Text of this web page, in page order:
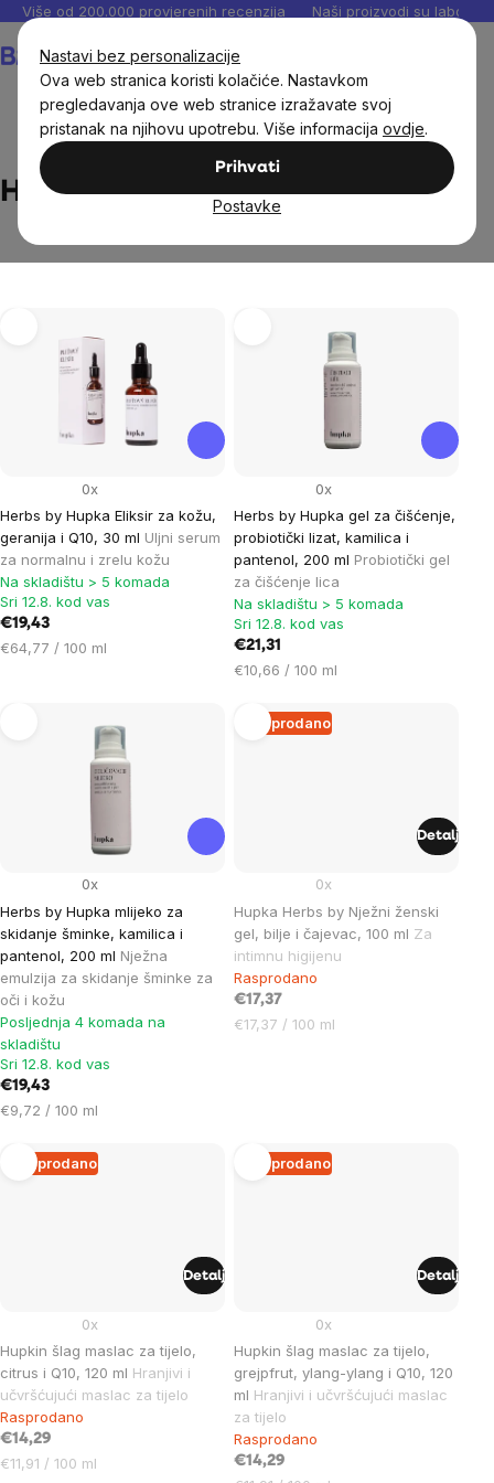
Nastavi bez personalizacije
Ova web stranica koristi kolačiće. Nastavkom
pregledavanja ove web stranice izražavate svoj
pristanak na njihovu upotrebu. Više informacija ovdje.
Prihvati
Postavke
Preskoči
sadržaj
Više od 200.000 provjerenih recenzija Naši proizvodi su
Herbs by Hupka
Herbs by Hupka
products
Herbs by Hupka Eliksir za kožu,
geranija i Q10, 30 ml Uljni serum
za normalnu i zrelu kožu
0x
Na skladištu > 5 komada
Sri 12.8. kod vas
€19,43
Cijena
€64,77 / 100 ml
Herbs by Hupka gel za čišćenje,
probiotički lizat, kamilica i
pantenol, 200 ml Probiotički gel
za čišćenje lica
0x
Na skladištu > 5 komada
Sri 12.8. kod vas
€21,31
Cijena
€10,66 / 100 ml
Herbs by Hupka mlijeko za
skidanje šminke, kamilica i
pantenol, 200 ml Nježna
emulzija za skidanje šminke za
oči i kožu
0x
Posljednja 4 komada na
skladištu
Sri 12.8. kod vas
€19,43
Cijena
€9,72 / 100 ml
Rasprodano
Hupka Herbs by Nježni ženski
gel, bilje i čajevac, 100 ml Za
intimnu higijenu
0x
Rasprodano
€17,37
Cijena
€17,37 / 100 ml
Detalj
Rasprodano
Hupkin šlag maslac za tijelo,
citrus i Q10, 120 ml Hranjivi i
učvršćujući maslac za tijelo
0x
Rasprodano
€14,29
Cijena
€11,91 / 100 ml
Detalj
Rasprodano
Hupkin šlag maslac za tijelo,
grejpfrut, ylang-ylang i Q10, 120
ml Hranjivi i učvršćujući maslac
za tijelo
0x
Rasprodano
€14,29
Detalj